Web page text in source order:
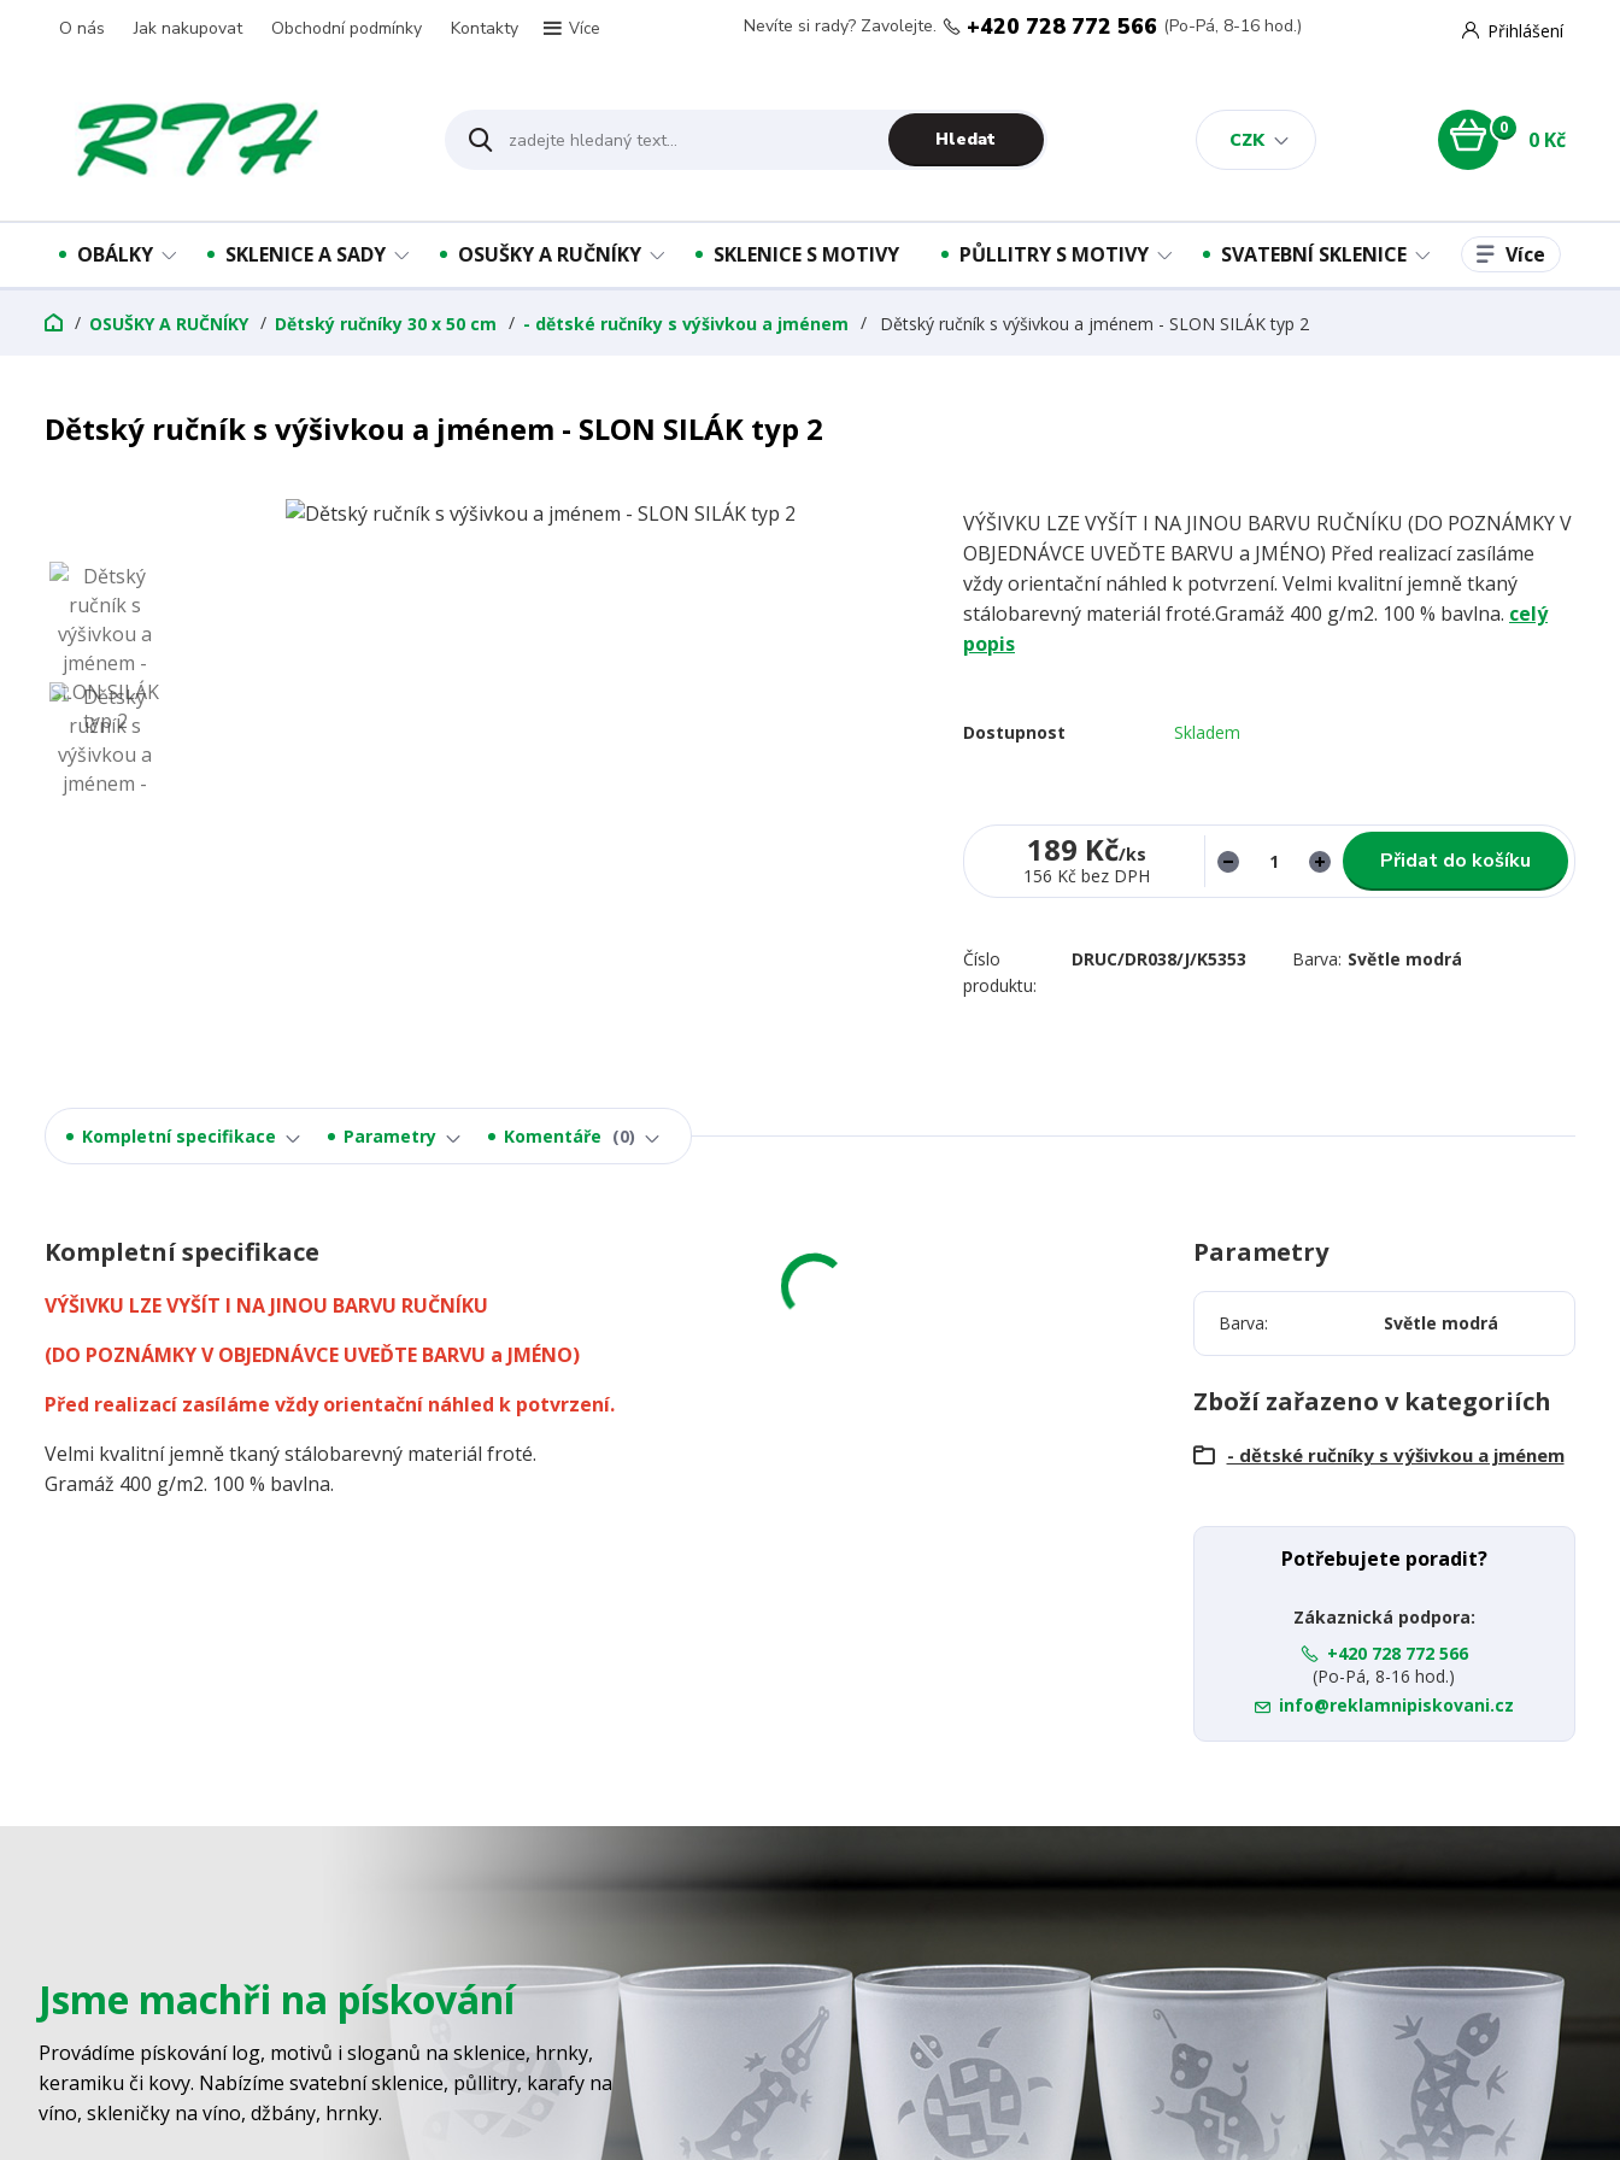
O nás Jak nakupovat Obchodní podmínky Kontakty Více
CZK
Přihlášení
Hledat
Nevíte si rady? Zavolejte. +420 728 772 566 (Po-Pá, 8-16 hod.)
0 0 Kč
OBÁLKY SKLENICE A SADY OSUŠKY A RUČNÍKY SKLENICE S MOTIVY PŮLLITRY S MOTIVY SVATEBNÍ SKLENICE Více
OSUŠKY A RUČNÍKY Dětský ručníky 30 x 50 cm - dětské ručníky s výšivkou a jménem Dětský ručník s výšivkou a jménem - SLON SILÁK typ 2
Dětský ručník s výšivkou a jménem - SLON SILÁK typ 2
VÝŠIVKU LZE VYŠÍT I NA JINOU BARVU RUČNÍKU (DO POZNÁMKY V
OBJEDNÁVCE UVEĎTE BARVU a JMÉNO) Před realizací zasíláme
vždy orientační náhled k potvrzení. Velmi kvalitní jemně tkaný
stálobarevný materiál froté.Gramáž 400 g/m2. 100 % bavlna. celý
popis
Dostupnost Skladem
189 Kč/ks
156 Kč bez DPH
Přidat do košíku
Číslo
produktu:
DRUC/DR038/J/K5353 Barva: Světle modrá
Kompletní specifikace Parametry Komentáře 0
Kompletní specifikace
VÝŠIVKU LZE VYŠÍT I NA JINOU BARVU RUČNÍKU
(DO POZNÁMKY V OBJEDNÁVCE UVEĎTE BARVU a JMÉNO)
Před realizací zasíláme vždy orientační náhled k potvrzení.
Velmi kvalitní jemně tkaný stálobarevný materiál froté.
Gramáž 400 g/m2. 100 % bavlna.
Parametry
Barva Světle modrá
Zboží zařazeno v kategoriích
- dětské ručníky s výšivkou a jménem
Potřebujete poradit?
Zákaznická podpora:
+420 728 772 566
(Po-Pá, 8-16 hod.)
info@reklamnipiskovani.cz
Jsme machři na pískování
Provádíme pískování log, motivů i sloganů na sklenice, hrnky,
keramiku či kovy. Nabízíme svatební sklenice, půllitry, karafy na
víno, skleničky na víno, džbány, hrnky.